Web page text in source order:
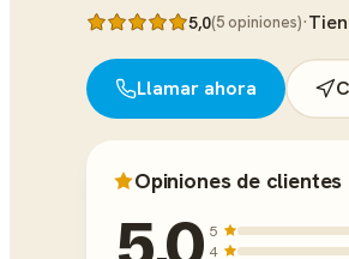
5,0(5 opiniones)·
Llamar ahora
Opiniones de clientes
5
4